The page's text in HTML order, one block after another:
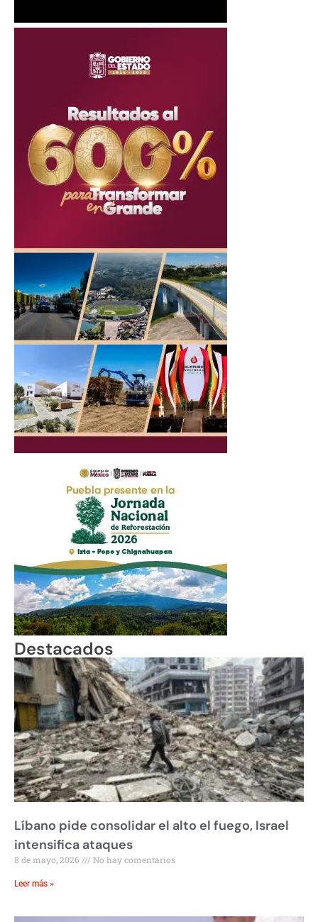
Destacados
Líbano pide consolidar el alto el fuego, Israel
intensifica ataques
8 de mayo, 2026 No hay comentarios
Leer más »